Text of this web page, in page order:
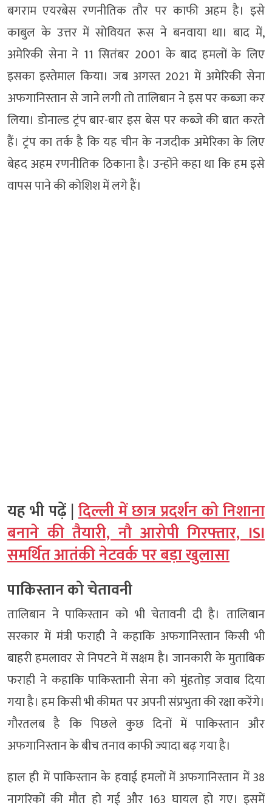
बगराम एयरबेस रणनीतिक तौर पर काफी अहम है। इसे
काबुल के उत्तर में सोवियत रूस ने बनवाया था। बाद में,
अमेरिकी सेना ने 11 सितंबर 2001 के बाद हमलों के लिए
इसका इस्तेमाल किया। जब अगस्त 2021 में अमेरिकी सेना
अफगानिस्तान से जाने लगी तो तालिबान ने इस पर कब्जा कर
लिया। डोनाल्ड ट्रंप बार-बार इस बेस पर कब्जे की बात करते
हैं। ट्रंप का तर्क है कि यह चीन के नजदीक अमेरिका के लिए
बेहद अहम रणनीतिक ठिकाना है। उन्होंने कहा था कि हम इसे
वापस पाने की कोशिश में लगे हैं।
यह भी पढ़ें |दिल्ली में छात्र प्रदर्शन को निशाना
बनाने की तैयारी, नौ आरोपी गिरफ्तार, ISI
समर्थित आतंकी नेटवर्क पर बड़ा खुलासा
पाकिस्तान को चेतावनी
तालिबान ने पाकिस्तान को भी चेतावनी दी है। तालिबान
सरकार में मंत्री फराही ने कहाकि अफगानिस्तान किसी भी
बाहरी हमलावर से निपटने में सक्षम है। जानकारी के मुताबिक
फराही ने कहाकि पाकिस्तानी सेना को मुंहतोड़ जवाब दिया
गया है। हम किसी भी कीमत पर अपनी संप्रभुता की रक्षा करेंगे।
गौरतलब है कि पिछले कुछ दिनों में पाकिस्तान और
अफगानिस्तान के बीच तनाव काफी ज्यादा बढ़ गया है।
हाल ही में पाकिस्तान के हवाई हमलों में अफगानिस्तान में 38
नागरिकों की मौत हो गई और 163 घायल हो गए। इसमें